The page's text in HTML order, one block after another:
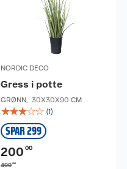
NORDIC DECO
Gress i potte
GRØNN, 30X30X90 CM
☆☆☆☆☆ (1)
SPAR 299
200 00
49900